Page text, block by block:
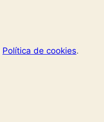
Política de cookies.